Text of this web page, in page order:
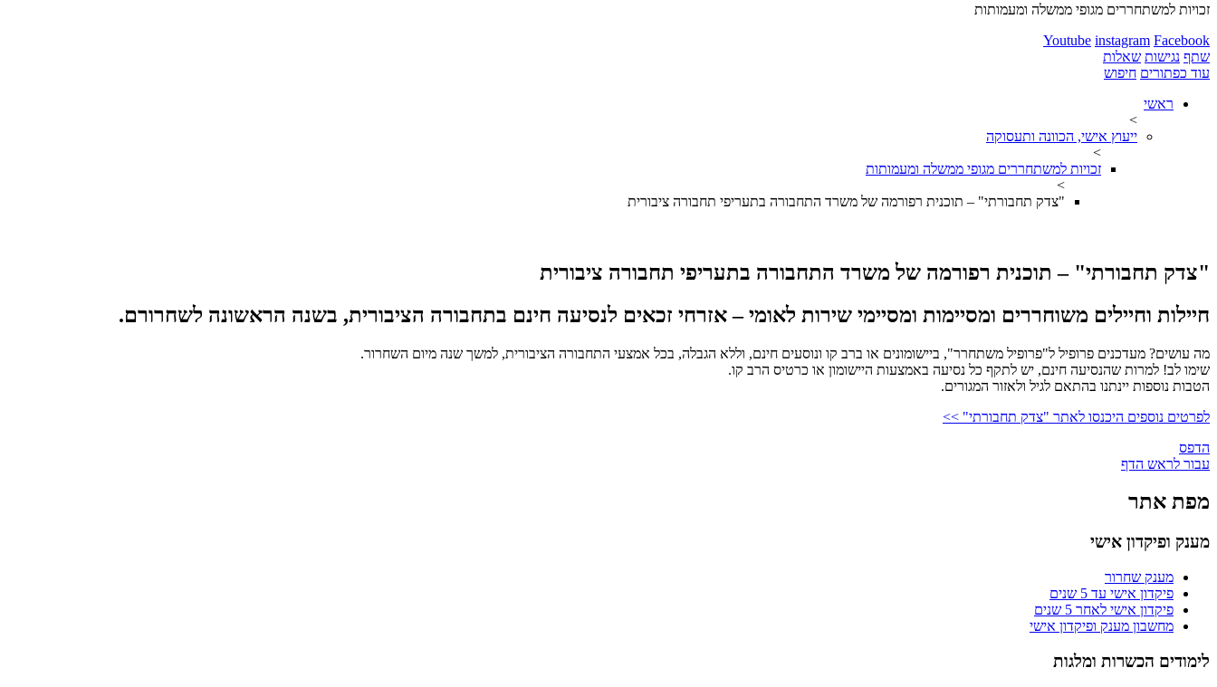
זכויות למשתחררים מגופי ממשלה ומעמותות
Youtube instagram Facebook
שתף נגישות שאלות
עוד כפתורים חיפוש
ראשי
>
ייעוץ אישי, הכוונה ותעסוקה
>
זכויות למשתחררים מגופי ממשלה ומעמותות
>
"צדק תחבורתי" – תוכנית רפורמה של משרד התחבורה בתעריפי תחבורה ציבורית
"צדק תחבורתי" – תוכנית רפורמה של משרד התחבורה בתעריפי תחבורה ציבורית
חיילות וחיילים משוחררים ומסיימות ומסיימי שירות לאומי – אזרחי זכאים לנסיעה חינם בתחבורה הציבורית, בשנה הראשונה לשחרורם.
מה עושים? מעדכנים פרופיל ל"פרופיל משתחרר", ביישומונים או ברב קו ונוסעים חינם, וללא הגבלה, בכל אמצעי התחבורה הציבורית, למשך שנה מיום השחרור.
שימו לב! למרות שהנסיעה חינם, יש לתקף כל נסיעה באמצעות היישומון או כרטיס הרב קו.
הטבות נוספות יינתנו בהתאם לגיל ולאזור המגורים.
לפרטים נוספים היכנסו לאתר "צדק תחבורתי" >>
הדפס
עבור לראש הדף
מפת אתר
מענק ופיקדון אישי
מענק שחרור
פיקדון אישי עד 5 שנים
פיקדון אישי לאחר 5 שנים
מחשבון מענק ופיקדון אישי
לימודים הכשרות ומלגות